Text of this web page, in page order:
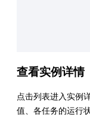
查看实例详情
点击列表进入实例
值、各任务的运行